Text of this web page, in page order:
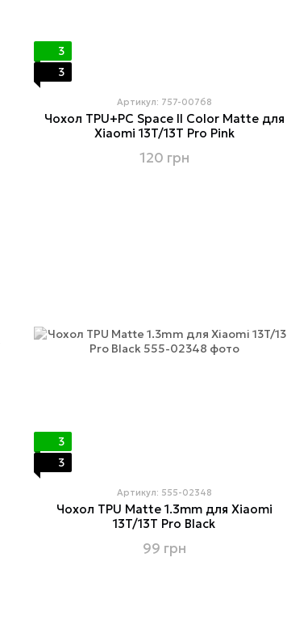
3
3
Артикул: 757-00768
Чохол TPU+PC Space II Color Matte для
Xiaomi 13T/13T Pro Pink
120 грн
3
3
Артикул: 555-02348
Чохол TPU Matte 1.3mm для Xiaomi
13T/13T Pro Black
99 грн